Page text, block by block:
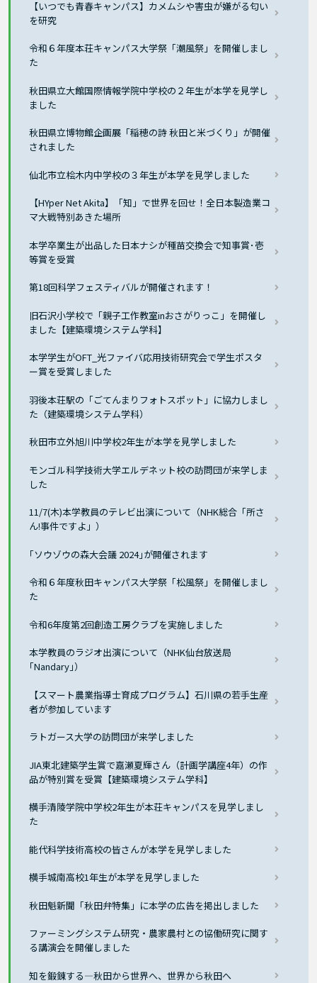
【いつでも青春キャンパス】カメムシや害虫が嫌がる匂い
を研究
令和６年度本荘キャンパス大学祭「潮風祭」を開催しまし
た
秋田県立大館国際情報学院中学校の２年生が本学を見学し
ました
秋田県立博物館企画展「稲穂の詩 秋田と米づくり」が開催
されました
仙北市立桧木内中学校の３年生が本学を見学しました
【HYper Net Akita】「知」で世界を回せ！全日本製造業コ
マ大戦特別あきた場所
本学卒業生が出品した日本ナシが種苗交換会で知事賞･壱
等賞を受賞
第18回科学フェスティバルが開催されます！
旧石沢小学校で「親子工作教室inおさがりっこ」を開催し
ました【建築環境システム学科】
本学学生がOFT_光ファイバ応用技術研究会で学生ポスタ
ー賞を受賞しました
羽後本荘駅の「ごてんまりフォトスポット」に協力しまし
た（建築環境システム学科）
秋田市立外旭川中学校2年生が本学を見学しました
モンゴル科学技術大学エルデネット校の訪問団が来学しま
した
11/7(木)本学教員のテレビ出演について（NHK総合「所さ
ん!事件ですよ」）
｢ソウゾウの森大会議 2024｣が開催されます
令和６年度秋田キャンパス大学祭「松風祭」を開催しまし
た
令和6年度第2回創造工房クラブを実施しました
本学教員のラジオ出演について（NHK仙台放送局
｢Nandary｣）
【スマート農業指導士育成プログラム】石川県の若手生産
者が参加しています
ラトガース大学の訪問団が来学しました
JIA東北建築学生賞で嘉瀬夏輝さん（計画学講座4年）の作
品が特別賞を受賞【建築環境システム学科】
横手清陵学院中学校2年生が本荘キャンパスを見学しまし
た
能代科学技術高校の皆さんが本学を見学しました
横手城南高校1年生が本学を見学しました
秋田魁新聞「秋田弁特集」に本学の広告を掲出しました
ファーミングシステム研究・農家農村との協働研究に関す
る講演会を開催しました
知を鍛錬する―秋田から世界へ、世界から秋田へ